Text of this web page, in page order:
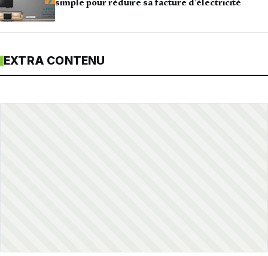
simple pour réduire sa facture d’électricité
EXTRA CONTENU